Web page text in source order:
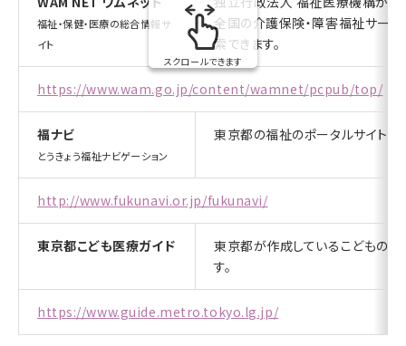
福祉・保健・医療の総合情報サ
イト
全国の介護保険・障害福祉サー
索できます。
https://www.wam.go.jp/content/wamnet/pcpub/top/
福ナビ
とうきょう福祉ナビゲーション
東京都の福祉のポータルサイトで
http://www.fukunavi.or.jp/fukunavi/
東京都こども医療ガイド
東京都が作成しているこどもの
す。
https://www.guide.metro.tokyo.lg.jp/
スクロールできます